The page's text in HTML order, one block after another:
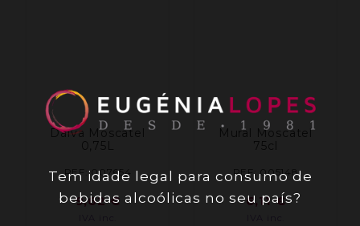
Dalva Moscatel
0,75L
REF: 007654
9,62€
Mural Moscatel
75cl
REF: 005148
6,11€
Tem idade legal para consumo de
bebidas alcoólicas no seu país?